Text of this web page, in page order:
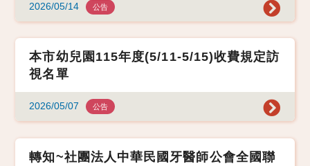
2026/05/14 公告
本市幼兒園115年度(5/11-5/15)收費規定訪
視名單
2026/05/07 公告
轉知~社團法人中華民國牙醫師公會全國聯